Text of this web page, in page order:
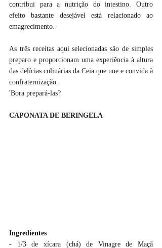
contribui para a nutrição do intestino. Outro
efeito bastante desejável está relacionado ao
emagrecimento.
As três receitas aqui selecionadas são de simples
preparo e proporcionam uma experiência à altura
das delícias culinárias da Ceia que une e convida à
confraternização.
'Bora prepará-las?
CAPONATA DE BERINGELA
Ingredientes
- 1/3 de xícara (chá) de Vinagre de Maçã